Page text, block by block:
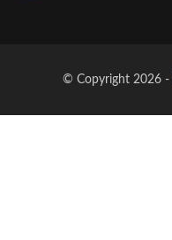
© Copyright 2026 -